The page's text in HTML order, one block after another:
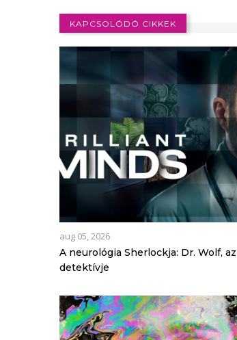
KAPCSOLÓDÓ CIKKEK
aug 05, 2026
A neurológia Sherlockja: Dr. Wolf,
detektívje